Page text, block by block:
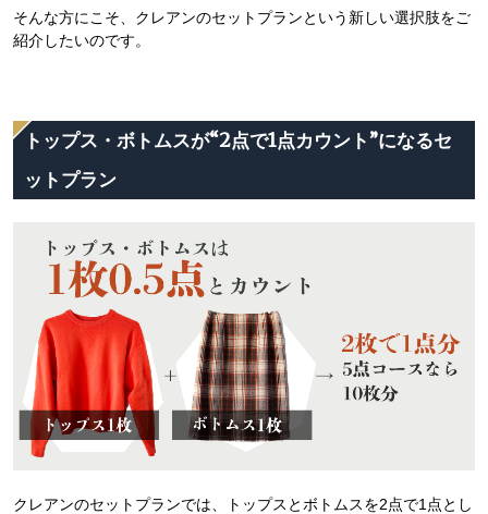
そんな方にこそ、クレアンのセットプランという新しい選択肢をご
紹介したいのです。
トップス・ボトムスが“2点で1点カウント”になるセ
ットプラン
クレアンのセットプランでは、トップスとボトムスを2点で1点とし